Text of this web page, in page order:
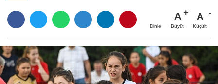
Dinle
A
Büyüt
A
Küçült